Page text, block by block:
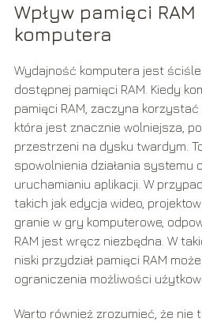
Wpływ pamięci
komputera
Wydajność komputera jest
dostępnej pamięci RAM. Kiedy
pamięci RAM, zaczyna korzystać
która jest znacznie wolniejsza,
przestrzeni na dysku twardym.
spowolnienia działania systemu
uruchamianiu aplikacji. W
takich jak edycja wideo,
granie w gry komputerowe,
RAM jest wręcz niezbędna. W
niski przydział pamięci RAM
ograniczenia możliwości
Warto również zrozumieć, że nie